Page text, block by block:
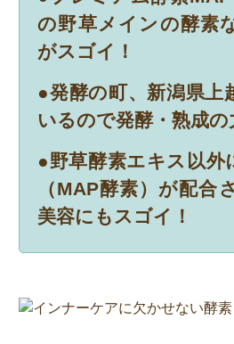
の野草メインの酵素
がスゴイ！
●発酵の町、新潟県上
いるので発酵・熟成の
●野草酵素エキス以外
（MAP酵素）が配合
美容にもスゴイ！